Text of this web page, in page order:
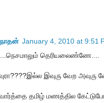
January 4, 2010 at 9:51
தெரியலைண்ணே....
இவுரு வேற
வார்த்தை தமிழ் மணத்தில